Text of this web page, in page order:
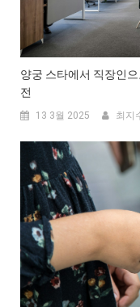
양궁 스타에서 직장인
전
13 3월 2025 최지